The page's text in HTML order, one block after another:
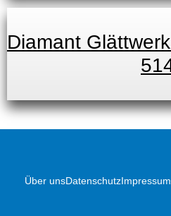
Diamant
Über unsDatenschutzImpressum